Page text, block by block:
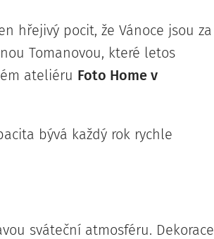
hřejivý pocit, že Vánoce jsou za
Tomanovou, které letos
ateliéru Foto Home v
bývá každý rok rychle
sváteční atmosféru. Dekorace